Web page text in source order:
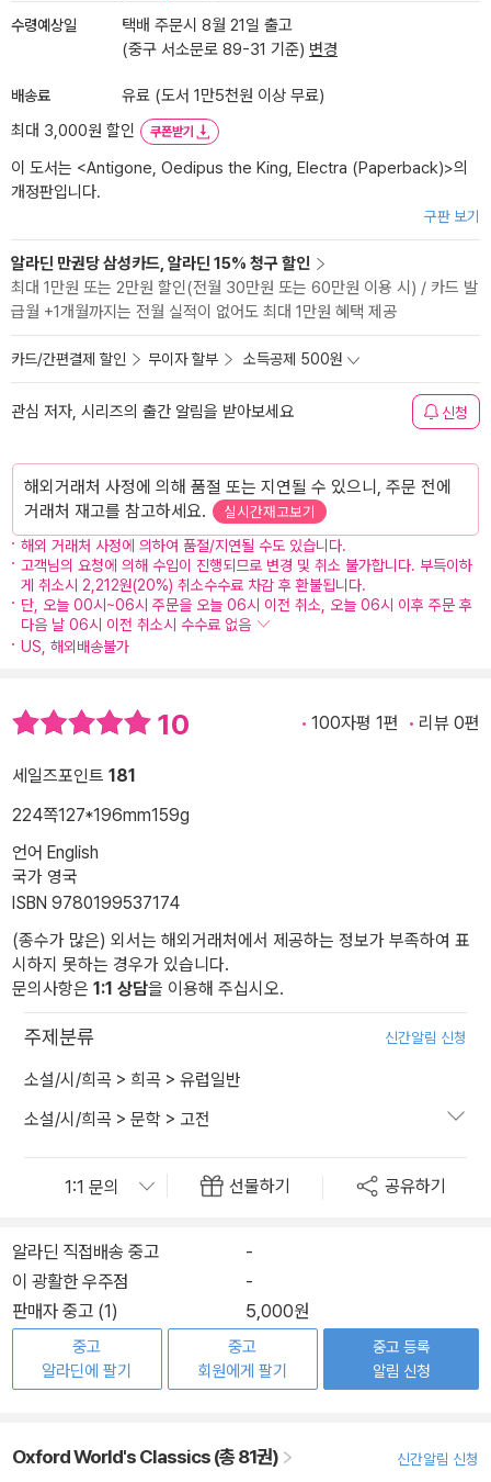
수령예상일
택배 주문시 8월 21일 출고
(중구 서소문로 89-31 기준) 변경
배송료
유료 (도서 1만5천원 이상 무료)
최대 3,000원 할인
쿠폰받기
이 도서는 <Antigone, Oedipus the King, Electra (Paperback)>의
개정판입니다.
구판 보기
알라딘 만권당 삼성카드, 알라딘 15% 청구 할인
최대 1만원 또는 2만원 할인(전월 30만원 또는 60만원 이용 시) / 카드 발
급월 +1개월까지는 전월 실적이 없어도 최대 1만원 혜택 제공
카드/간편결제 할인 무이자 할부 소득공제 500원
관심 저자, 시리즈의 출간 알림을 받아보세요 신청
해외거래처 사정에 의해 품절 또는 지연될 수 있으니, 주문 전에
거래처 재고를 참고하세요.
실시간재고보기
해외 거래처 사정에 의하여 품절/지연될 수도 있습니다.
고객님의 요청에 의해 수입이 진행되므로 변경 및 취소 불가합니다. 부득이하
게 취소시 2,212원(20%) 취소수수료 차감 후 환불됩니다.
단, 오늘 00시~06시 주문을 오늘 06시 이전 취소, 오늘 06시 이후 주문 후
다음 날 06시 이전 취소시 수수료 없음
US, 해외배송불가
10 100자평 1편 리뷰 0편
세일즈포인트 181
224쪽127*196mm159g
언어 English
국가 영국
ISBN 9780199537174
(종수가 많은) 외서는 해외거래처에서 제공하는 정보가 부족하여 표
시하지 못하는 경우가 있습니다.
문의사항은 1:1 상담을 이용해 주십시오.
주제분류 신간알림 신청
소설/시/희곡 > 희곡 > 유럽일반
소설/시/희곡 > 문학 > 고전
선물하기 공유하기
알라딘 직접배송 중고
-
이 광활한 우주점
-
판매자 중고 (1)
5,000원
중고
알라딘에 팔기
중고
회원에게 팔기
중고 등록
알림 신청
Oxford World's Classics (총 81권) 신간알림 신청